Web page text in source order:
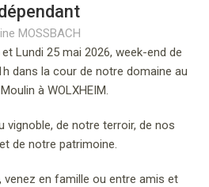
MOSSBACH
Lundi 25 mai 2026, week-end de
dans la cour de notre domaine au
à WOLXHEIM.
vignoble, de notre terroir, de nos
de notre patrimoine.
venez en famille ou entre amis et